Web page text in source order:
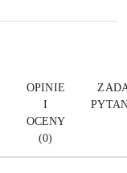
OPINIE
I
OCENY
(0)